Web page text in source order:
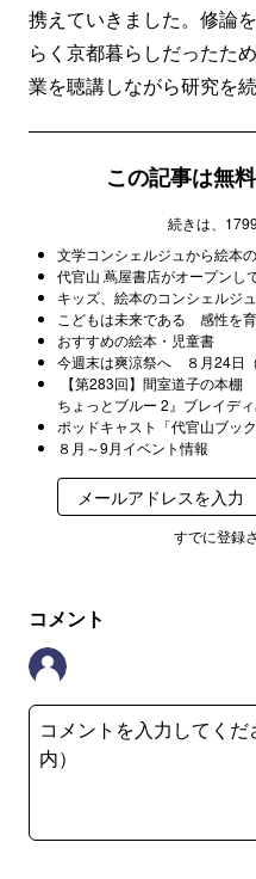
携えていきました。修論
らく京都暮らしだったた
業を聴講しながら研究を
この記事は無
続きは、
文学コンシェルジュから絵本
代官山 蔦屋書店がオープンし
キッズ、絵本のコンシェルジ
こどもは未来である 感性を
おすすめの絵本・児童書
今週末は爽涼祭へ ８月24日
【第283回】間室道子の本棚
ちょっとブルー 2』ブレイデ
ポッドキャスト「代官山ブック
８月～9月イベント情報
すでに登録
コメント